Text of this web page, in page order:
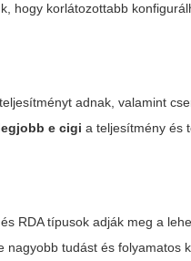
hogy korlátozottabb
adnak, valamint
e cigi a teljesítmény és
RDA típusok adják meg a
tudást és folyamatos